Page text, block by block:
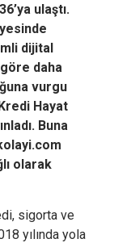
ulaştı.
dijital
daha
vurgu
Hayat
Buna
olarak
sigorta ve
yılında yola